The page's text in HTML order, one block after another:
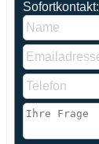
Sofortkontakt: